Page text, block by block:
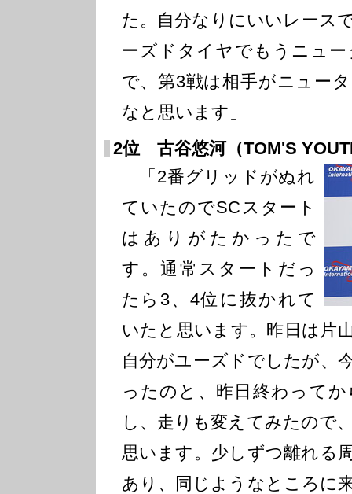
た。自分なりにいいレース
ーズドタイヤでもうニュ
で、第3戦は相手がニュー
なと思います」
2位 古谷悠河（TOM'S
「2番グリッドがぬれ
ていたのでSCスタート
はありがたかったで
す。通常スタートだっ
たら3、4位に抜かれて
いたと思います。昨日は片
自分がユーズドでしたが、
ったのと、昨日終わって
し、走りも変えてみたので
思います。少しずつ離れる
あり、同じようなところに